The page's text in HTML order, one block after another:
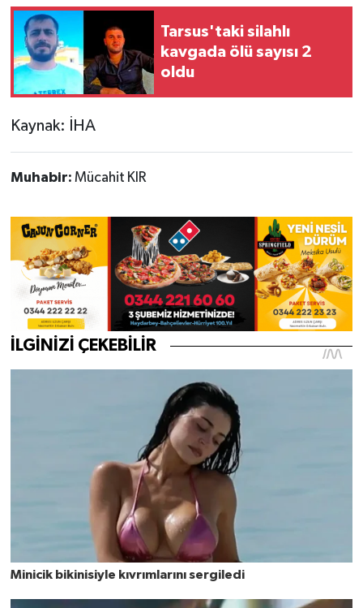
Tarsus'taki silahlı
kavgada ölü sayısı 2
oldu
Kaynak: İHA
Muhabir: Mücahit KIR